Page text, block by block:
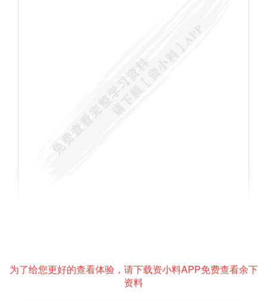
为了给您更好的查看体验，请下载资小料APP免费查看余下
资料